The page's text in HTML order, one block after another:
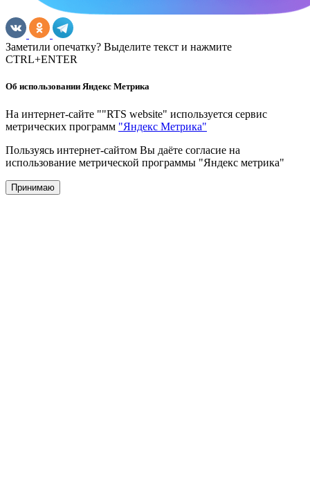
Заметили опечатку? Выделите текст и нажмите
CTRL+ENTER
Об использовании Яндекс Метрика
На интернет-сайте ""RTS website" используется сервис
метрических программ "Яндекс Метрика"
Пользуясь интернет-сайтом Вы даёте согласие на
использование метрической программы "Яндекс метрика"
Принимаю